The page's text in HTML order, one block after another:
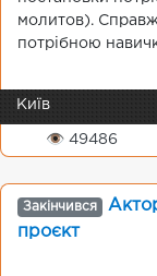
молитов).
потрібною
Київ
👁 49486
Закінчився
проєкт